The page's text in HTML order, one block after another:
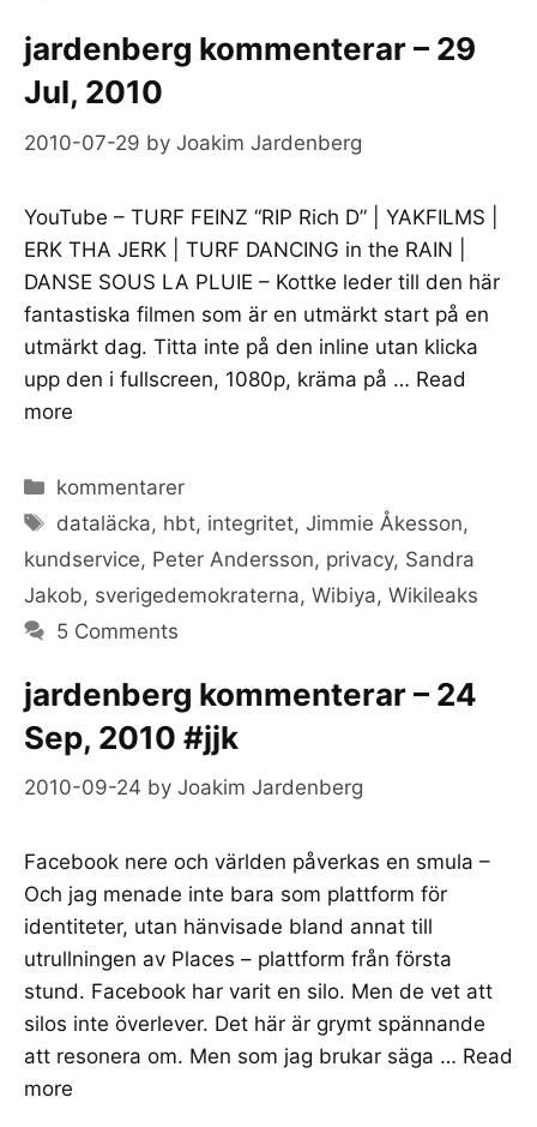
jardenberg kommenterar – 29
Jul, 2010
2010-07-29 by Joakim Jardenberg
YouTube – TURF FEINZ “RIP Rich D” | YAKFILMS |
ERK THA JERK | TURF DANCING in the RAIN |
DANSE SOUS LA PLUIE – Kottke leder till den här
fantastiska filmen som är en utmärkt start på en
utmärkt dag. Titta inte på den inline utan klicka
upp den i fullscreen, 1080p, kräma på … Read
more
Categories
kommentarer
Tags
dataläcka, hbt, integritet,Jimmie Åkesson,
kundservice, Peter Andersson, privacy, Sandra
Jakob, sverigedemokraterna, Wibiya, Wikileaks
5 Comments
jardenberg kommenterar – 24
Sep, 2010 #jjk
2010-09-24 by Joakim Jardenberg
Facebook nere och världen påverkas en smula –
Och jag menade inte bara som plattform för
identiteter, utan hänvisade bland annat till
utrullningen av Places – plattform från första
stund. Facebook har varit en silo. Men de vet att
silos inte överlever. Det här är grymt spännande
att resonera om. Men som jag brukar säga … Read
more